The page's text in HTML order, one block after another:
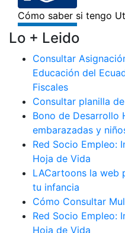
Lo + Leido
Consultar
Educación del
Fiscales
Consultar planilla
Bono de Desarrollo
embarazadas y
Red Socio Empleo:
Hoja de Vida
LACartoons la web
tu infancia
Cómo Consultar
Red Socio Empleo:
Hoja de Vida